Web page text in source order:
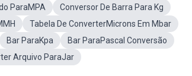
ParaMPA
Conversor De Barra Para Kg
Tabela De ConverterMicrons Em Mbar
Bar ParaKpa
Bar ParaPascal Conversão
Arquivo ParaJar